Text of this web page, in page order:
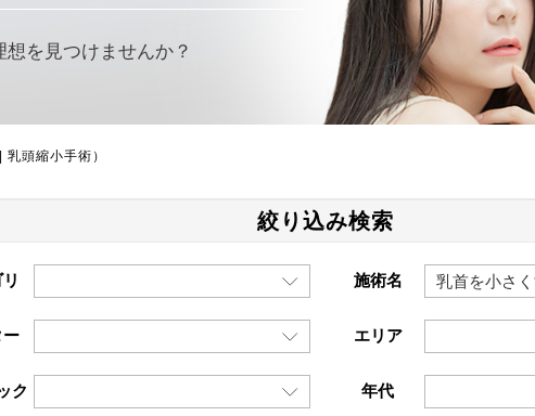
想を見つけませんか？
頭縮小手術）
絞り込み検索
施術名
ー エリア
ク 年代